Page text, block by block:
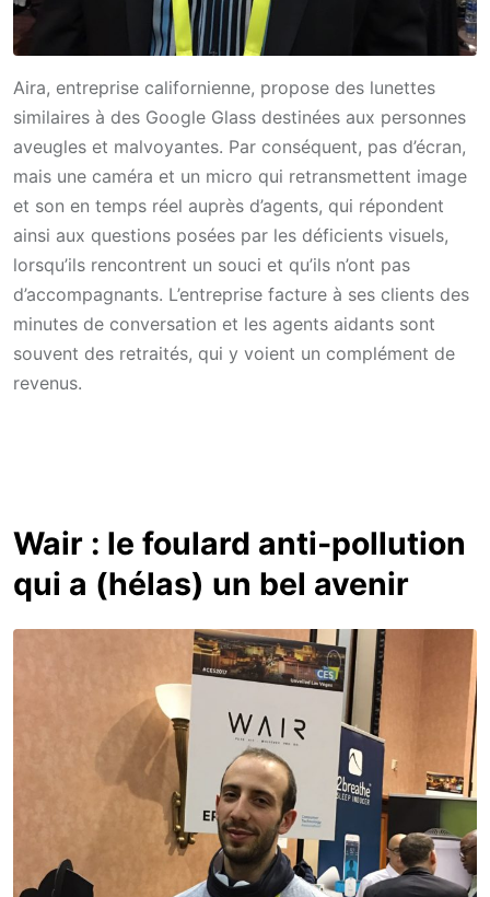
Aira, entreprise californienne, propose des lunettes
similaires à des Google Glass destinées aux personnes
aveugles et malvoyantes. Par conséquent, pas d’écran,
mais une caméra et un micro qui retransmettent image
et son en temps réel auprès d’agents, qui répondent
ainsi aux questions posées par les déficients visuels,
lorsqu’ils rencontrent un souci et qu’ils n’ont pas
d’accompagnants. L’entreprise facture à ses clients des
minutes de conversation et les agents aidants sont
souvent des retraités, qui y voient un complément de
revenus.
Wair : le foulard anti-pollution
qui a (hélas) un bel avenir